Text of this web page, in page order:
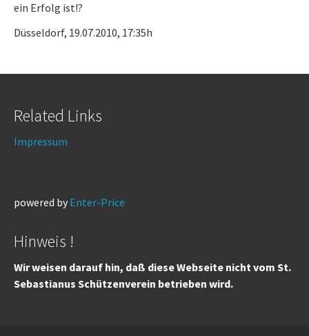
ein Erfolg ist!?
Düsseldorf, 19.07.2010, 17:35h
Related Links
Impressum
powered by Enter-Price
Hinweis !
Wir weisen darauf hin, daß diese Webseite nicht vom St.
Sebastianus Schützenverein betrieben wird.